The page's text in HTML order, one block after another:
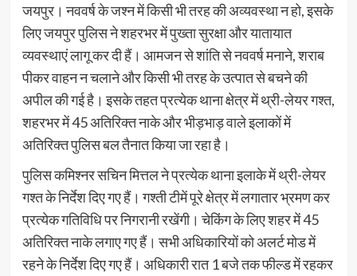
जयपुर। नववर्ष के जश्न में किसी भी तरह की अव्यवस्था न हो, इसके
लिए जयपुर पुलिस ने शहरभर में पुख्ता सुरक्षा और यातायात
व्यवस्थाएं लागू कर दी हैं। आमजन से शांति से नववर्ष मनाने, शराब
पीकर वाहन न चलाने और किसी भी तरह के उत्पात से बचने की
अपील की गई है। इसके तहत प्रत्येक थाना क्षेत्र में थ्री-लेयर गश्त,
शहरभर में 45 अतिरिक्त नाके और भीड़भाड़ वाले इलाकों में
अतिरिक्त पुलिस बल तैनात किया जा रहा है।
पुलिस कमिश्नर सचिन मित्तल ने प्रत्येक थाना इलाके में थ्री-लेयर
गश्त के निर्देश दिए गए हैं। गश्ती टीमें पूरे क्षेत्र में लगातार भ्रमण कर
प्रत्येक गतिविधि पर निगरानी रखेंगी। चेकिंग के लिए शहर में 45
अतिरिक्त नाके लगाए गए हैं। सभी अधिकारियों को अलर्ट मोड में
रहने के निर्देश दिए गए हैं। अधिकारी रात 1 बजे तक फील्ड में रहकर